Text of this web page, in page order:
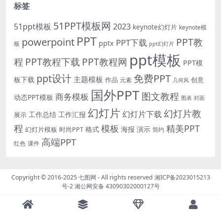
标签
51ppt模板 51PPT模板网 2023 keynote幻灯片 keynote模
板 powerpoint PPT pptx PPT下载 ppt幻灯片 PPT教
程 PPT教程下载 PPT教程网 ppt模板 PPT模
板下载 ppt设计 主题模板 作品 元素 免费PPT 几何风 创意
动态PPT模板 商务模板 国外PPT图文教程 图表 封面
展示 工作总结 工作汇报 幻灯片 幻灯片下载 幻灯片教
程 幻灯片模板 时尚PPT 格式 模板 海报 演示 简约 精美PPT
红色 课件 高端PPT
Copyright © 2016-2025七图网 - All rights reserved 湘ICP备2023015213
号-2湘公网安备 43090302000127号